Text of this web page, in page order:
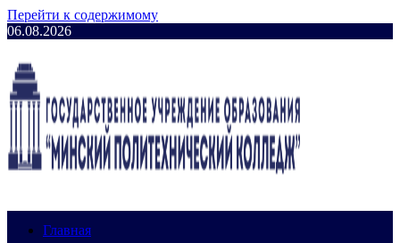
Перейти к содержимому
06.08.2026
Главная